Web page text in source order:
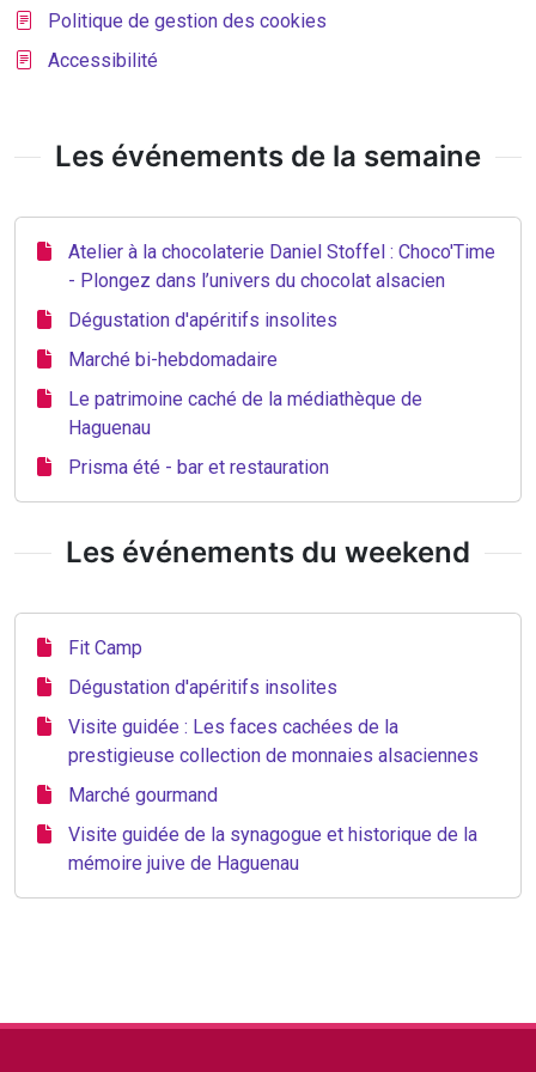
Politique de gestion des cookies
Accessibilité
Les événements de la semaine
Atelier à la chocolaterie Daniel Stoffel : Choco'Time
- Plongez dans l’univers du chocolat alsacien
Dégustation d'apéritifs insolites
Marché bi-hebdomadaire
Le patrimoine caché de la médiathèque de
Haguenau
Prisma été - bar et restauration
Les événements du weekend
Fit Camp
Dégustation d'apéritifs insolites
Visite guidée : Les faces cachées de la
prestigieuse collection de monnaies alsaciennes
Marché gourmand
Visite guidée de la synagogue et historique de la
mémoire juive de Haguenau